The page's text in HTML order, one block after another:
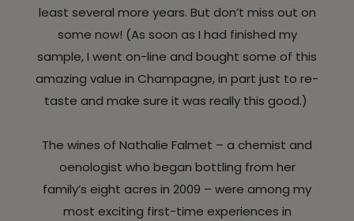
least several more years. But don’t miss out on
some now! (As soon as I had finished my
sample, I went on-line and bought some of this
amazing value in Champagne, in part just to re-
taste and make sure it was really this good.)
The wines of Nathalie Falmet – a chemist and
oenologist who began bottling from her
family’s eight acres in 2009 – were among my
most exciting first-time experiences in